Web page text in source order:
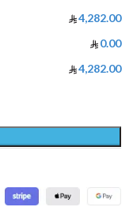
4,282.00
0.00
4,282.00